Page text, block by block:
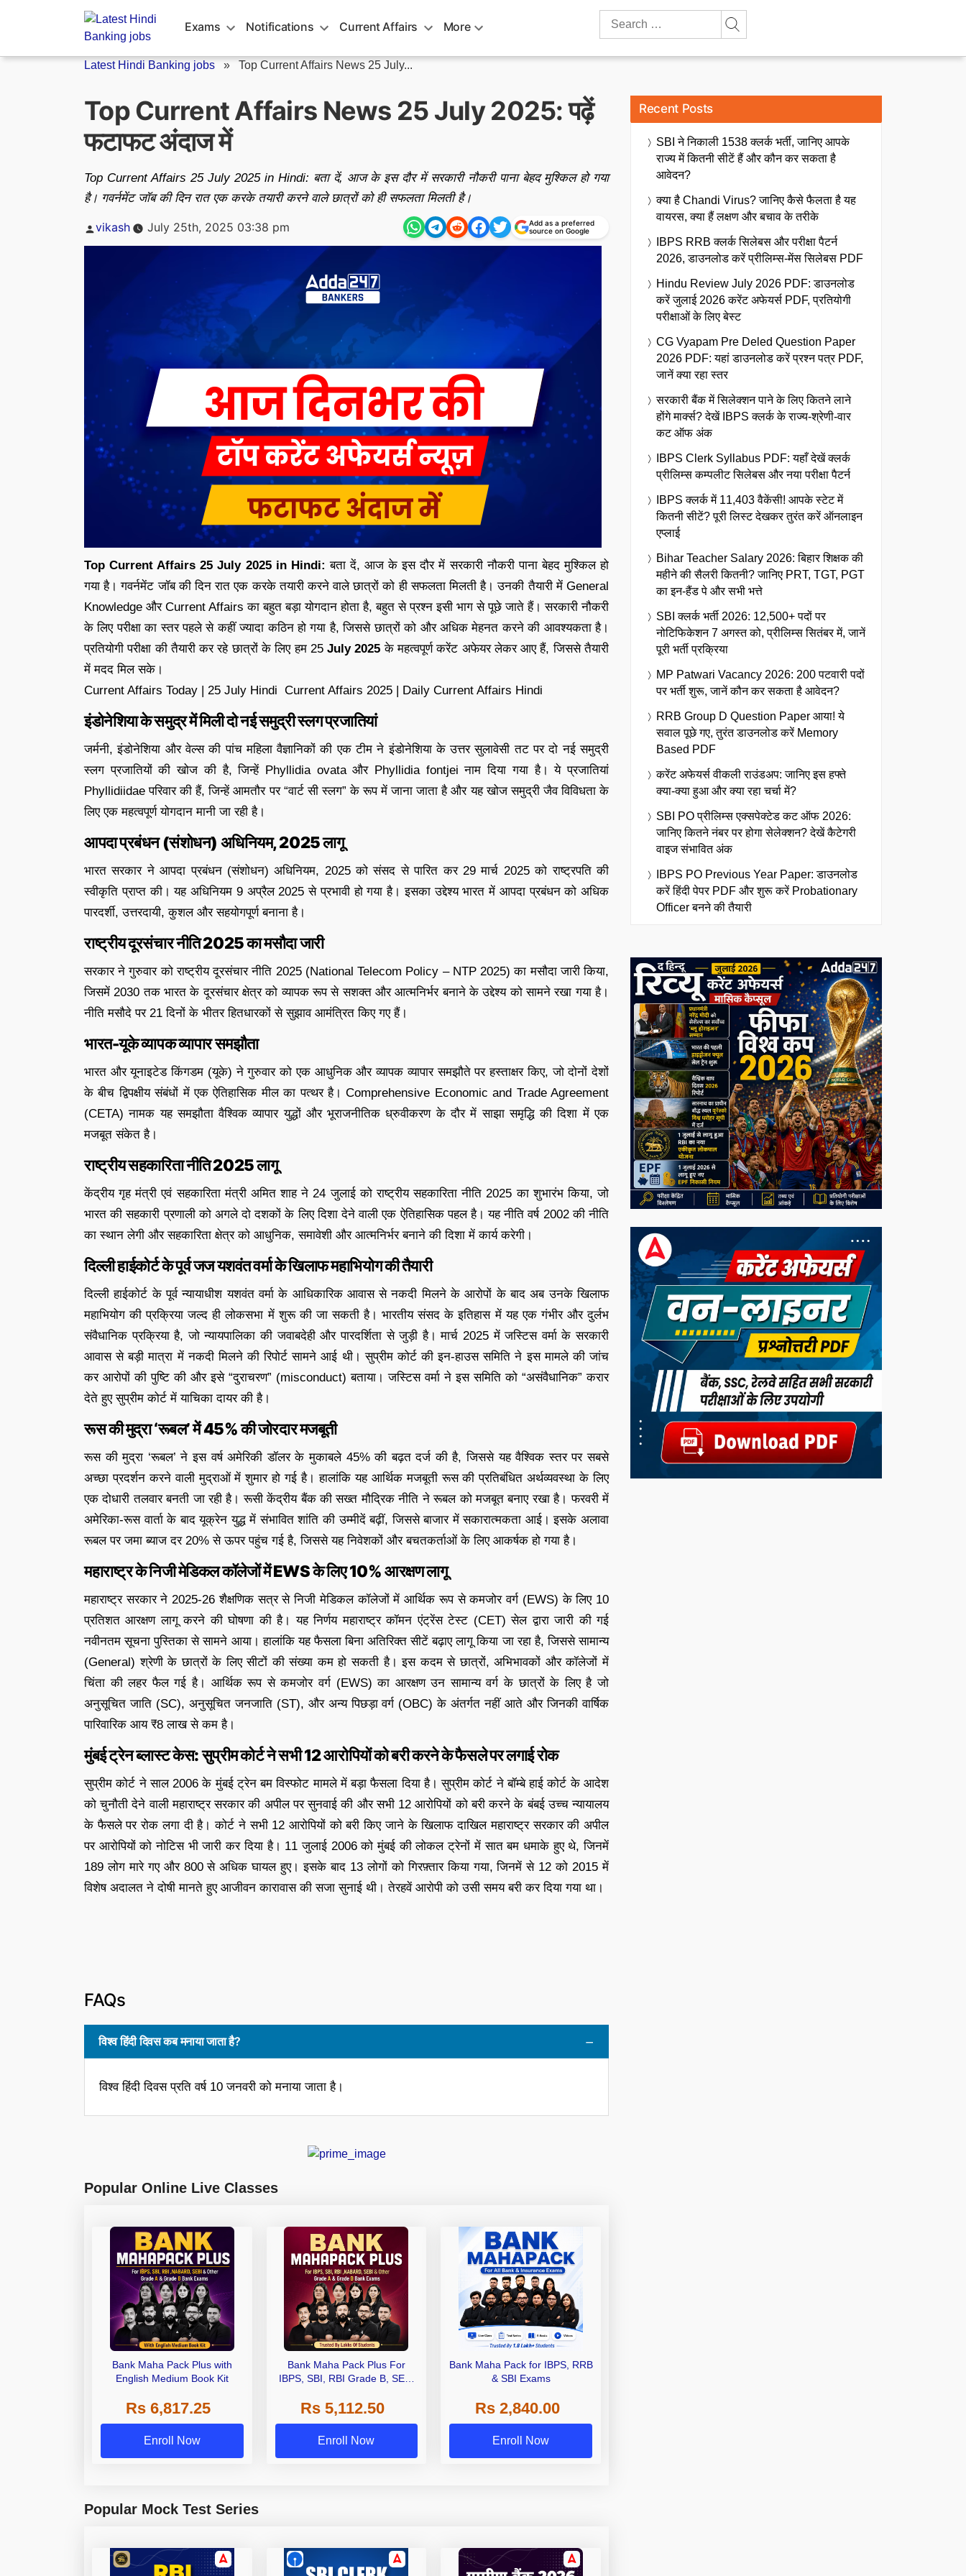
Exams Notifications Current Affairs More
Search
Latest Hindi Banking jobs » Top Current Affairs News 25 July...
Top Current Affairs News 25 July 2025: पढ़ें
फटाफट अंदाज में
Top Current Affairs 25 July 2025 in Hindi: बता दें, आज के इस दौर में सरकारी नौकरी पाना बेहद मुश्किल हो गया
है। गवर्नमेंट जॉब की दिन रात एक करके तयारी करने वाले छात्रों को ही सफलता मिलती है।
Posted
vikash July 25th, 2025 03:38 pm
Add as a preferred
source on Google
Top Current Affairs 25 July 2025in Hindi: बता दें, आज के इस दौर में सरकारी नौकरी पाना बेहद मुश्किल हो
गया है। गवर्नमेंट जॉब की दिन रात एक करके तयारी करने वाले छात्रों को ही सफलता मिलती है। उनकी तैयारी में General
Knowledge और Current Affairs का बहुत बड़ा योगदान होता है, बहुत से प्रश्न इसी भाग से पूछे जाते हैं। सरकारी नौकरी
के लिए परीक्षा का स्तर पहले से कहीं ज्यादा कठिन हो गया है, जिससे छात्रों को और अधिक मेहनत करने की आवश्यकता है।
प्रतियोगी परीक्षा की तैयारी कर रहे छात्रों के लिए हम 25July 2025के महत्वपूर्ण करेंट अफेयर लेकर आए हैं, जिससे तैयारी
में मदद मिल सके।
Current Affairs Today | 25 July Hindi Current Affairs 2025 | Daily Current Affairs Hindi
इंडोनेशिया के समुद्र में मिली दो नई समुद्री स्लग प्रजातियां
जर्मनी, इंडोनेशिया और वेल्स की पांच महिला वैज्ञानिकों की एक टीम ने इंडोनेशिया के उत्तर सुलावेसी तट पर दो नई समुद्री
स्लग प्रजातियों की खोज की है, जिन्हें Phyllidia ovata और Phyllidia fontjei नाम दिया गया है। ये प्रजातियां
Phyllidiidae परिवार की हैं, जिन्हें आमतौर पर “वार्ट सी स्लग” के रूप में जाना जाता है और यह खोज समुद्री जैव विविधता के
लिए एक महत्वपूर्ण योगदान मानी जा रही है।
आपदा प्रबंधन (संशोधन) अधिनियम, 2025 लागू
भारत सरकार ने आपदा प्रबंधन (संशोधन) अधिनियम, 2025 को संसद से पारित कर 29 मार्च 2025 को राष्ट्रपति की
स्वीकृति प्राप्त की। यह अधिनियम 9 अप्रैल 2025 से प्रभावी हो गया है। इसका उद्देश्य भारत में आपदा प्रबंधन को अधिक
पारदर्शी, उत्तरदायी, कुशल और सहयोगपूर्ण बनाना है।
राष्ट्रीय दूरसंचार नीति 2025 का मसौदा जारी
सरकार ने गुरुवार को राष्ट्रीय दूरसंचार नीति 2025 (National Telecom Policy – NTP 2025) का मसौदा जारी किया,
जिसमें 2030 तक भारत के दूरसंचार क्षेत्र को व्यापक रूप से सशक्त और आत्मनिर्भर बनाने के उद्देश्य को सामने रखा गया है।
नीति मसौदे पर 21 दिनों के भीतर हितधारकों से सुझाव आमंत्रित किए गए हैं।
भारत-यूके व्यापक व्यापार समझौता
भारत और यूनाइटेड किंगडम (यूके) ने गुरुवार को एक आधुनिक और व्यापक व्यापार समझौते पर हस्ताक्षर किए, जो दोनों देशों
के बीच द्विपक्षीय संबंधों में एक ऐतिहासिक मील का पत्थर है। Comprehensive Economic and Trade Agreement
(CETA) नामक यह समझौता वैश्विक व्यापार युद्धों और भूराजनीतिक ध्रुवीकरण के दौर में साझा समृद्धि की दिशा में एक
मजबूत संकेत है।
राष्ट्रीय सहकारिता नीति 2025 लागू
केंद्रीय गृह मंत्री एवं सहकारिता मंत्री अमित शाह ने 24 जुलाई को राष्ट्रीय सहकारिता नीति 2025 का शुभारंभ किया, जो
भारत की सहकारी प्रणाली को अगले दो दशकों के लिए दिशा देने वाली एक ऐतिहासिक पहल है। यह नीति वर्ष 2002 की नीति
का स्थान लेगी और सहकारिता क्षेत्र को आधुनिक, समावेशी और आत्मनिर्भर बनाने की दिशा में कार्य करेगी।
दिल्ली हाईकोर्ट के पूर्व जज यशवंत वर्मा के खिलाफ महाभियोग की तैयारी
दिल्ली हाईकोर्ट के पूर्व न्यायाधीश यशवंत वर्मा के आधिकारिक आवास से नकदी मिलने के आरोपों के बाद अब उनके खिलाफ
महाभियोग की प्रक्रिया जल्द ही लोकसभा में शुरू की जा सकती है। भारतीय संसद के इतिहास में यह एक गंभीर और दुर्लभ
संवैधानिक प्रक्रिया है, जो न्यायपालिका की जवाबदेही और पारदर्शिता से जुड़ी है। मार्च 2025 में जस्टिस वर्मा के सरकारी
आवास से बड़ी मात्रा में नकदी मिलने की रिपोर्ट सामने आई थी। सुप्रीम कोर्ट की इन-हाउस समिति ने इस मामले की जांच
कर आरोपों की पुष्टि की और इसे “दुराचरण” (misconduct) बताया। जस्टिस वर्मा ने इस समिति को “असंवैधानिक” करार
देते हुए सुप्रीम कोर्ट में याचिका दायर की है।
रूस की मुद्रा ‘रूबल’ में 45% की जोरदार मजबूती
रूस की मुद्रा ‘रूबल’ ने इस वर्ष अमेरिकी डॉलर के मुकाबले 45% की बढ़त दर्ज की है, जिससे यह वैश्विक स्तर पर सबसे
अच्छा प्रदर्शन करने वाली मुद्राओं में शुमार हो गई है। हालांकि यह आर्थिक मजबूती रूस की प्रतिबंधित अर्थव्यवस्था के लिए
एक दोधारी तलवार बनती जा रही है। रूसी केंद्रीय बैंक की सख्त मौद्रिक नीति ने रूबल को मजबूत बनाए रखा है। फरवरी में
अमेरिका-रूस वार्ता के बाद यूक्रेन युद्ध में संभावित शांति की उम्मीदें बढ़ीं, जिससे बाजार में सकारात्मकता आई। इसके अलावा
रूबल पर जमा ब्याज दर 20% से ऊपर पहुंच गई है, जिससे यह निवेशकों और बचतकर्ताओं के लिए आकर्षक हो गया है।
महाराष्ट्र के निजी मेडिकल कॉलेजों में EWS के लिए 10% आरक्षण लागू
महाराष्ट्र सरकार ने 2025-26 शैक्षणिक सत्र से निजी मेडिकल कॉलेजों में आर्थिक रूप से कमजोर वर्ग (EWS) के लिए 10
प्रतिशत आरक्षण लागू करने की घोषणा की है। यह निर्णय महाराष्ट्र कॉमन एंट्रेंस टेस्ट (CET) सेल द्वारा जारी की गई
नवीनतम सूचना पुस्तिका से सामने आया। हालांकि यह फैसला बिना अतिरिक्त सीटें बढ़ाए लागू किया जा रहा है, जिससे सामान्य
(General) श्रेणी के छात्रों के लिए सीटों की संख्या कम हो सकती है। इस कदम से छात्रों, अभिभावकों और कॉलेजों में
चिंता की लहर फैल गई है। आर्थिक रूप से कमजोर वर्ग (EWS) का आरक्षण उन सामान्य वर्ग के छात्रों के लिए है जो
अनुसूचित जाति (SC), अनुसूचित जनजाति (ST), और अन्य पिछड़ा वर्ग (OBC) के अंतर्गत नहीं आते और जिनकी वार्षिक
पारिवारिक आय ₹8 लाख से कम है।
मुंबई ट्रेन ब्लास्ट केस: सुप्रीम कोर्ट ने सभी 12 आरोपियों को बरी करने के फैसले पर लगाई रोक
सुप्रीम कोर्ट ने साल 2006 के मुंबई ट्रेन बम विस्फोट मामले में बड़ा फैसला दिया है। सुप्रीम कोर्ट ने बॉम्बे हाई कोर्ट के आदेश
को चुनौती देने वाली महाराष्ट्र सरकार की अपील पर सुनवाई की और सभी 12 आरोपियों को बरी करने के बंबई उच्च न्यायालय
के फैसले पर रोक लगा दी है। कोर्ट ने सभी 12 आरोपियों को बरी किए जाने के खिलाफ दाखिल महाराष्ट्र सरकार की अपील
पर आरोपियों को नोटिस भी जारी कर दिया है। 11 जुलाई 2006 को मुंबई की लोकल ट्रेनों में सात बम धमाके हुए थे, जिनमें
189 लोग मारे गए और 800 से अधिक घायल हुए। इसके बाद 13 लोगों को गिरफ़्तार किया गया, जिनमें से 12 को 2015 में
विशेष अदालत ने दोषी मानते हुए आजीवन कारावास की सजा सुनाई थी। तेरहवें आरोपी को उसी समय बरी कर दिया गया था।
FAQs
विश्व हिंदी दिवस कब मनाया जाता है?
विश्व हिंदी दिवस प्रति वर्ष 10 जनवरी को मनाया जाता है।
Popular Online Live Classes
Bank Maha Pack Plus with
English Medium Book Kit
Rs 6,817.25
Enroll Now
Bank Maha Pack Plus For
IBPS, SBI, RBI Grade B, SEBI
Other Grade A & Grade B Bank
Exams
Rs 5,112.50
Enroll Now
Bank Maha Pack for IBPS, RRB
& SBI Exams
Rs 2,840.00
Enroll Now
Popular Mock Test Series
Recent Posts
SBI ने निकाली 1538 क्लर्क भर्ती, जानिए आपके
राज्य में कितनी सीटें हैं और कौन कर सकता है
आवेदन?
क्या है Chandi Virus? जानिए कैसे फैलता है यह
वायरस, क्या हैं लक्षण और बचाव के तरीके
IBPS RRB क्लर्क सिलेबस और परीक्षा पैटर्न
2026, डाउनलोड करें प्रीलिम्स-मेंस सिलेबस PDF
Hindu Review July 2026 PDF: डाउनलोड
करें जुलाई 2026 करेंट अफेयर्स PDF, प्रतियोगी
परीक्षाओं के लिए बेस्ट
CG Vyapam Pre Deled Question Paper
2026 PDF: यहां डाउनलोड करें प्रश्न पत्र PDF,
जानें क्या रहा स्तर
सरकारी बैंक में सिलेक्शन पाने के लिए कितने लाने
होंगे मार्क्स? देखें IBPS क्लर्क के राज्य-श्रेणी-वार
कट ऑफ अंक
IBPS Clerk Syllabus PDF: यहाँ देखें क्लर्क
प्रीलिम्स कम्पलीट सिलेबस और नया परीक्षा पैटर्न
IBPS क्लर्क में 11,403 वैकेंसी! आपके स्टेट में
कितनी सीटें? पूरी लिस्ट देखकर तुरंत करें ऑनलाइन
एप्लाई
Bihar Teacher Salary 2026: बिहार शिक्षक की
महीने की सैलरी कितनी? जानिए PRT, TGT, PGT
का इन-हैंड पे और सभी भत्ते
SBI क्लर्क भर्ती 2026: 12,500+ पदों पर
नोटिफिकेशन 7 अगस्त को, प्रीलिम्स सितंबर में, जानें
पूरी भर्ती प्रक्रिया
MP Patwari Vacancy 2026: 200 पटवारी पदों
पर भर्ती शुरू, जानें कौन कर सकता है आवेदन?
RRB Group D Question Paper आया! ये
सवाल पूछे गए, तुरंत डाउनलोड करें Memory
Based PDF
करेंट अफेयर्स वीकली राउंडअप: जानिए इस हफ्ते
क्या-क्या हुआ और क्या रहा चर्चा में?
SBI PO प्रीलिम्स एक्सपेक्टेड कट ऑफ 2026:
जानिए कितने नंबर पर होगा सेलेक्शन? देखें कैटेगरी
वाइज संभावित अंक
IBPS PO Previous Year Paper: डाउनलोड
करें हिंदी पेपर PDF और शुरू करें Probationary
Officer बनने की तैयारी